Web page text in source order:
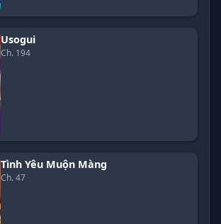
Usogui
Ch. 194
Tình Yêu Muộn Màng
Ch. 47